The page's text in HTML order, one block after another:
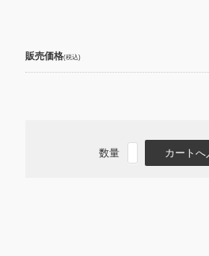
販売価格(税込)
数量